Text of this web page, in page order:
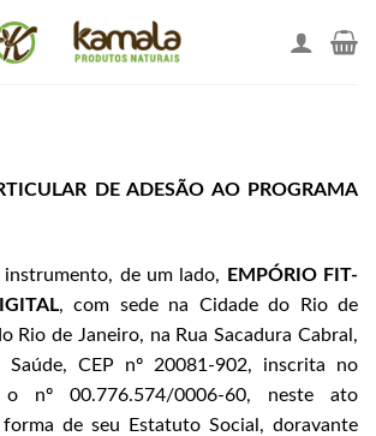
DE ADESÃO AO PROGRAMA
instrumento, de um lado, EMPÓRIO FIT-
, com sede na Cidade do Rio de
Rio de Janeiro, na Rua Sacadura Cabral,
CEP nº 20081-902, inscrita no
nº 00.776.574/0006-60, neste ato
forma de seu Estatuto Social, doravante